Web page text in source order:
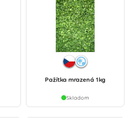
Pažítka mrazená 1kg
Skladom